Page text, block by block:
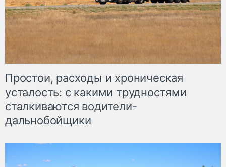
Простои, расходы и хроническая
усталость: с какими трудностями
сталкиваются водители-
дальнобойщики